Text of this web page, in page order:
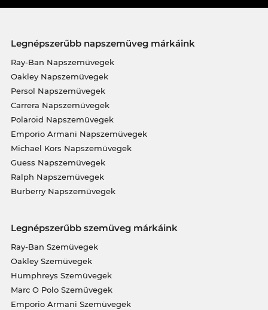
Legnépszerűbb napszemüveg márkáink
Ray-Ban Napszemüvegek
Oakley Napszemüvegek
Persol Napszemüvegek
Carrera Napszemüvegek
Polaroid Napszemüvegek
Emporio Armani Napszemüvegek
Michael Kors Napszemüvegek
Guess Napszemüvegek
Ralph Napszemüvegek
Burberry Napszemüvegek
Legnépszerűbb szemüveg márkáink
Ray-Ban Szemüvegek
Oakley Szemüvegek
Humphreys Szemüvegek
Marc O Polo Szemüvegek
Emporio Armani Szemüvegek